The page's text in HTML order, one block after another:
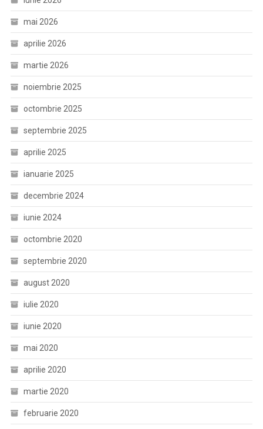
mai 2026
aprilie 2026
martie 2026
noiembrie 2025
octombrie 2025
septembrie 2025
aprilie 2025
ianuarie 2025
decembrie 2024
iunie 2024
octombrie 2020
septembrie 2020
august 2020
iulie 2020
iunie 2020
mai 2020
aprilie 2020
martie 2020
februarie 2020